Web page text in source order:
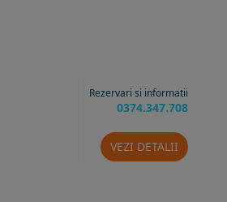
Rezervari si informatii
0374.347.708
VEZI DETALII